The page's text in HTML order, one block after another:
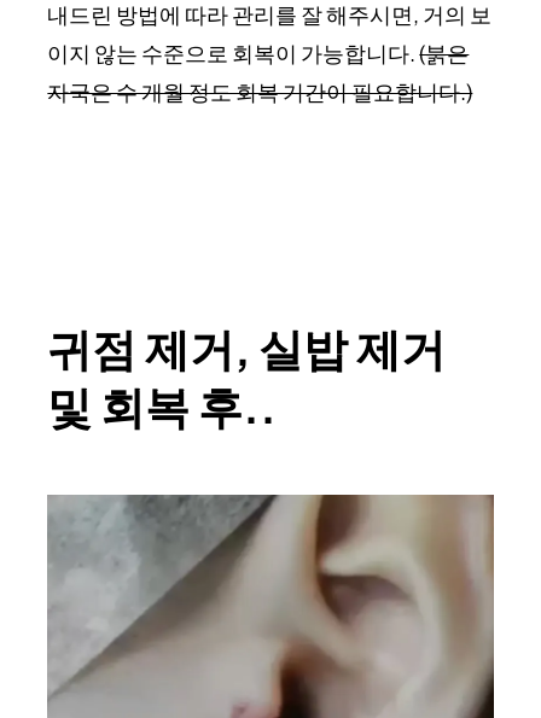
내드린 방법에 따라 관리를 잘 해주시면, 거의 보
이지 않는 수준으로 회복이 가능합니다.(붉은
자국은 수 개월 정도 회복 기간이 필요합니다.)
귀점 제거, 실밥 제거
및 회복 후..